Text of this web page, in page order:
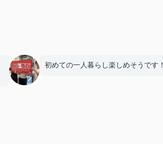
初めての一人暮らし楽しめそうです！